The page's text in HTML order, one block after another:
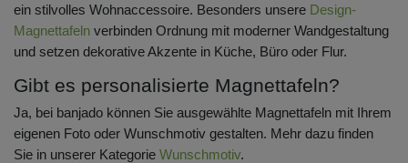
ein stilvolles Wohnaccessoire. Besonders unsere Design-
Magnettafeln verbinden Ordnung mit moderner Wandgestaltung
und setzen dekorative Akzente in Küche, Büro oder Flur.
Gibt es personalisierte Magnettafeln?
Ja, bei banjado können Sie ausgewählte Magnettafeln mit Ihrem
eigenen Foto oder Wunschmotiv gestalten. Mehr dazu finden
Sie in unserer Kategorie Wunschmotiv.